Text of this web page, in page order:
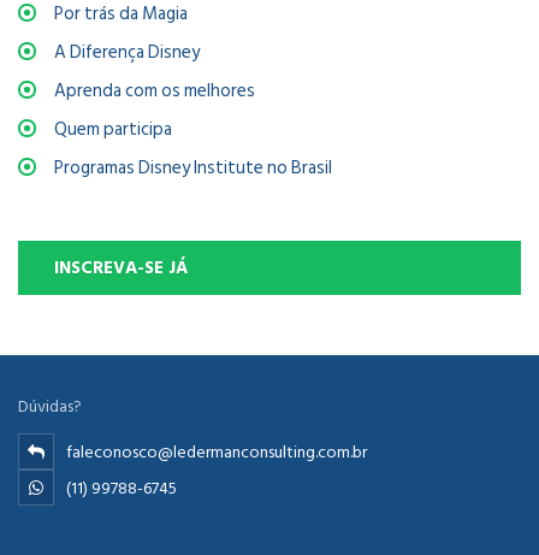
Por trás da Magia
A Diferença Disney
Aprenda com os melhores
Quem participa
Programas Disney Institute no Brasil
INSCREVA-SE JÁ
Dúvidas?
faleconosco@ledermanconsulting.com.br
(11) 99788-6745